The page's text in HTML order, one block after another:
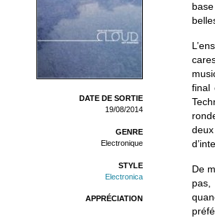
DATE DE SORTIE
19/08/2014
GENRE
Electronique
STYLE
Electronica
APPRÉCIATION
final
De